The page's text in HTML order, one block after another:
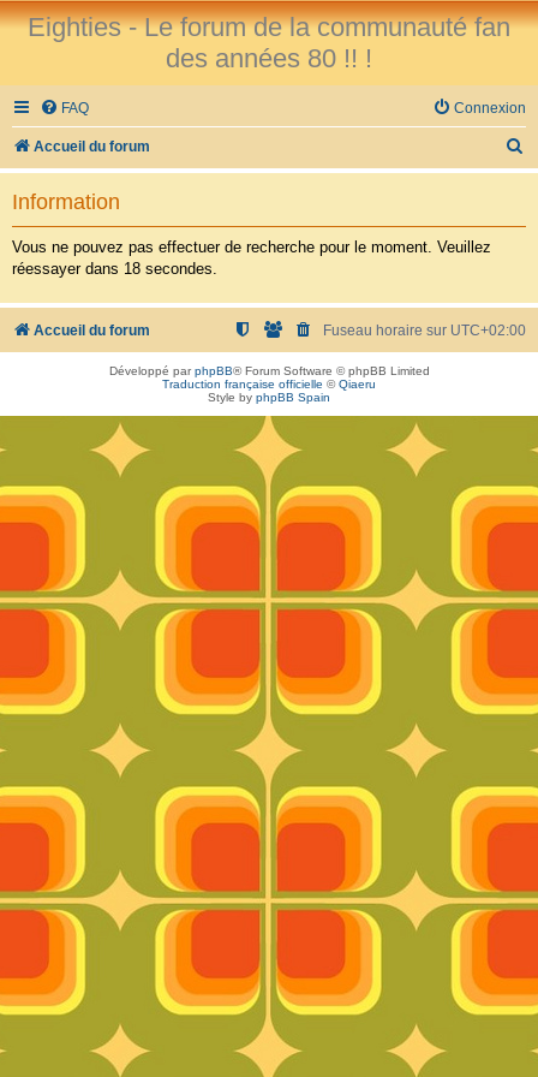
Eighties - Le forum de la communauté fan
des années 80 !! !
FAQ Connexion
Accueil du forum
e
r
c
Information
Vous ne pouvez pas effectuer de recherche pour le moment. Veuillez
réessayer dans 18 secondes.
Accueil du forum Fuseau horaire sur UTC+02:00
Développé parphpBB® Forum Software © phpBB Limited
Traduction française officielle ©Qiaeru
Style by phpBB Spain